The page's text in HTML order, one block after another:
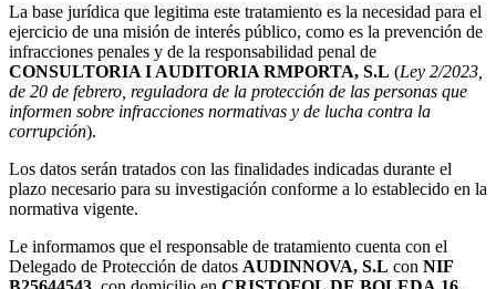
La base jurídica que legitima este tratamiento es la necesidad para el
ejercicio de una misión de interés público, como es la prevención de
infracciones penales y de la responsabilidad penal de
CONSULTORIA I AUDITORIA RMPORTA, S.L (Ley 2/2023,
de 20 de febrero, reguladora de la protección de las personas que
informen sobre infracciones normativas y de lucha contra la
corrupción).
Los datos serán tratados con las finalidades indicadas durante el
plazo necesario para su investigación conforme a lo establecido en la
normativa vigente.
Le informamos que el responsable de tratamiento cuenta con el
Delegado de Protección de datos AUDINNOVA, S.L con NIF